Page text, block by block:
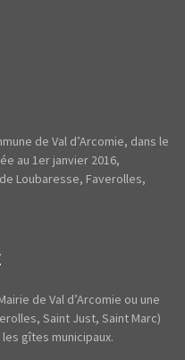
de Val d’Arcomie, dans le
au 1er janvier 2016,
Loubaresse, Faverolles,
de Val d’Arcomie ou une
Saint Just, Saint Marc)
gîtes municipaux.